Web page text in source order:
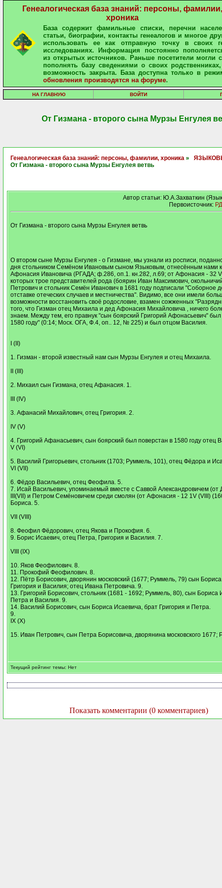
Генеалогическая база знаний: персоны, фамилии,
хроника
База содержит фамильные списки, перечни
статьи, биографии, контакты генеалогов и многое
использовать ее как отправную точку в своих
исследованиях. Информация постоянно
из открытых источников. Раньше посетители могли
пополнять базу сведениями о своих
возможность закрыта. База доступна только в
обновления производятся на форуме.
НА ГЛАВНУЮ ВОЙТИ
От Гизмана - второго сына Мурзы Енгулея
Генеалогическая база знаний: персоны, фамилии, хроника »
От Гизмана - второго сына Мурзы Енгулея ветвь
Автор статьи: Ю.А.Захваткин
Первоисточник:
От Гизмана - второго сына Мурзы Енгулея ветвь
О втором сыне Мурзы Енгулея - о Гизмане, мы узнали из росписи,
дня стольником Семёном Ивановым сыном Языковым, отнесённым нами
Афонасия Ивановича (РГАДА; ф.286, оп.1. кн.282, л.69; от Афонасия - 32
которых трое представителей рода (боярин Иван Максимович,
Петрович и стольник Семён Иванович в 1681 году подписали "Соборное
отставке отеческих случаев и местничества". Видимо, все они имели
возможности восстановить своё родословие, взамен сожженных
того, что Гизман отец Михаила и дед Афонасия Михайловича , ничего
знаем. Между тем, его правнук "сын боярский Григорий Афонасьевич" был
1580 году" (0:14; Моск. ОГА, Ф.4, оп.. 12, № 225) и был отцом Василия.
I (II)
1. Гизман - второй известный нам сын Мурзы Енгулея и отец Михаила.
II (III)
2. Михаил сын Гизмана, отец Афанасия. 1.
III (IV)
3. Афанасий Михайлович, отец Григория. 2.
IV (V)
4. Григорий Афанасьевич, сын боярский был поверстан в 1580 году отец
V (VI)
5. Василий Григорьевич, стольник (1703; Руммель, 101), отец Фёдора и
VI (VII)
6. Фёдор Васильевич, отец Феофила. 5.
7. Исай Васильевич, упоминаемый вместе с Саввой Александровичем (от
III(VII) и Петром Семёновичем среди смолян (от Афонасия - 12 1V (VIII)
Бориса. 5.
VII (VIII)
8. Феофил Фёдорович, отец Якова и Прокофия. 6.
9. Борис Исаевич, отец Петра, Григория и Василия. 7.
VIII (IX)
10. Яков Феофилович. 8.
11. Прокофий Феофилович. 8.
12. Пётр Борисович, дворянин московский (1677; Руммель, 79) сын
Григория и Василия; отец Ивана Петровича. 9.
13. Григорий Борисович, стольник (1681 - 1692; Руммель, 80), сын Бориса
Петра и Василия. 9.
14. Василий Борисович, сын Бориса Исаевича, брат Григория и Петра.
9.
IX (X)
15. Иван Петрович, сын Петра Борисовича, дворянина московского 1677;
Текущий рейтинг темы: Нет
Показать комментарии (0 комментариев)